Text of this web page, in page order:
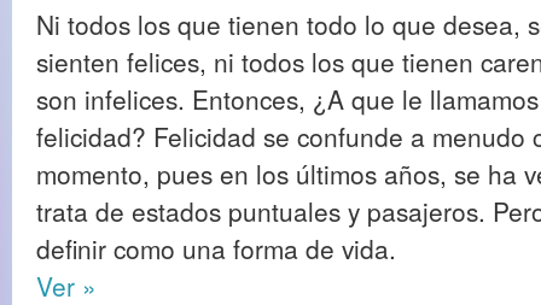
Ni todos los que tienen todo lo que desea,
sienten felices, ni todos los que tienen
son infelices. Entonces, ¿A que le llamamos
felicidad? Felicidad se confunde a menudo
momento, pues en los últimos años, se ha
trata de estados puntuales y pasajeros.
definir como una forma de vida.
Ver »